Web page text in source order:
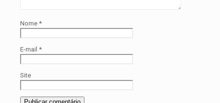
Nome *
E-mail *
Site